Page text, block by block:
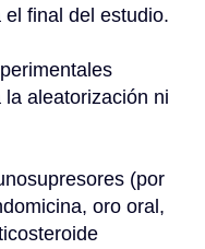
final del estudio.
aleatorización ni
(por
oro oral,